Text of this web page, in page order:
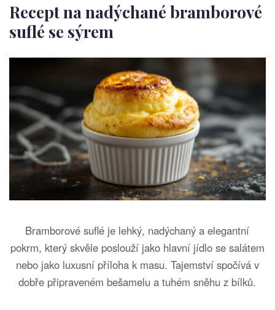
Recept na nadýchané bramborové
suflé se sýrem
Bramborové suflé je lehký, nadýchaný a elegantní
pokrm, který skvěle poslouží jako hlavní jídlo se salátem
nebo jako luxusní příloha k masu. Tajemství spočívá v
dobře připraveném bešamelu a tuhém sněhu z bílků.